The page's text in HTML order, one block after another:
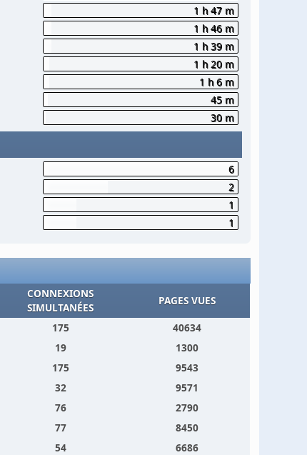
1 h 47 m
1 h 46 m
1 h 39 m
1 h 20 m
1 h 6 m
45 m
30 m
6
2
1
1
CONNEXIONS
SIMULTANÉES
PAGES VUES
175
40634
19
1300
175
9543
32
9571
76
2790
77
8450
54
6686